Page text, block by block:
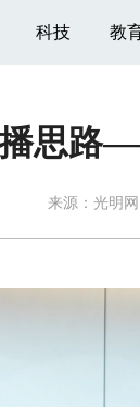
科技 教
思
来源： 光明网